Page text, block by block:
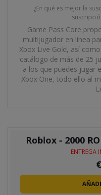
¿En qué es mejor la
Game Pass Core
multijugador en línea
Xbox Live Gold, así
catálogo de más de 25
a los que puedes jugar
Xbox One, todo ello al
Roblox - 2000
ENTREGA
€